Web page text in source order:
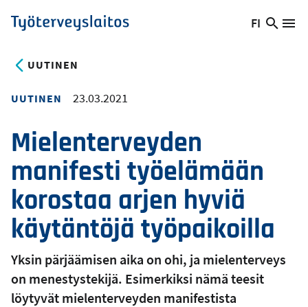
Hyppää
pääsisältöön
Työterveyslaitos
Vaihda
FI
Hae
UUTINEN
UUTINEN 23.03.2021
Mielenterveyden
manifesti työelämään
korostaa arjen hyviä
käytäntöjä työpaikoilla
Yksin pärjäämisen aika on ohi, ja mielenterveys
on menestystekijä. Esimerkiksi nämä teesit
löytyvät mielenterveyden manifestista